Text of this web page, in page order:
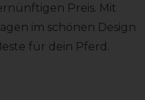
Preis. Mit
im schönen Design
für dein Pferd.